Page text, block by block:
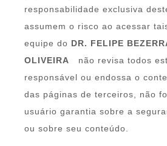
responsabilidade exclusiva
assumem o risco ao acessar
equipe do DR. FELIPE
OLIVEIRA não revisa todos
responsável ou endossa o
das páginas de terceiros, não
usuário garantia sobre a
ou sobre seu conteúdo.